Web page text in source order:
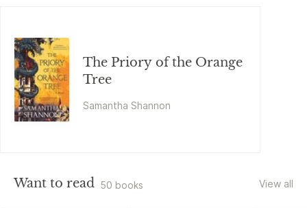
The Priory of the Orange
Tree
Samantha Shannon
Want to read 50 books View all